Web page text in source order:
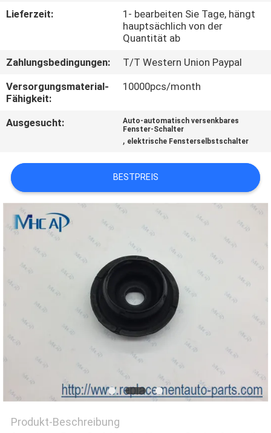
EIN
ZITAT
SITEMAP
PRIVACY
POLICY
Lieferzeit:
1- bearbeiten Sie Tage, hängt
hauptsächlich von der
Quantität ab
Zahlungsbedingungen:
T/T Western Union Paypal
Versorgungsmaterial-
Fähigkeit:
10000pcs/month
Ausgesucht:
Auto-automatisch versenkbares
Fenster-Schalter
, elektrische Fensterselbstschalter
BESTPREIS
Produkt-Beschreibung